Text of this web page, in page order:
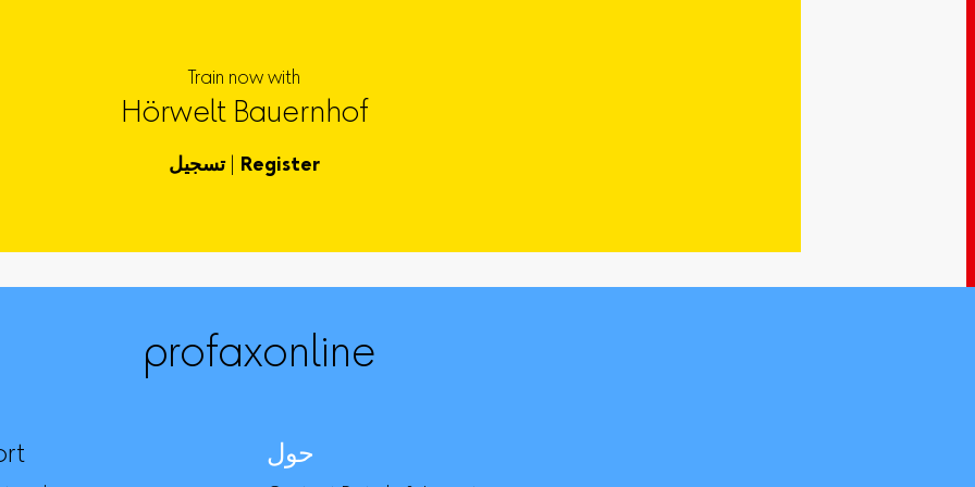
Train now with
Hörwelt Bauernhof
تسجيل| Register
profaxonline
حول